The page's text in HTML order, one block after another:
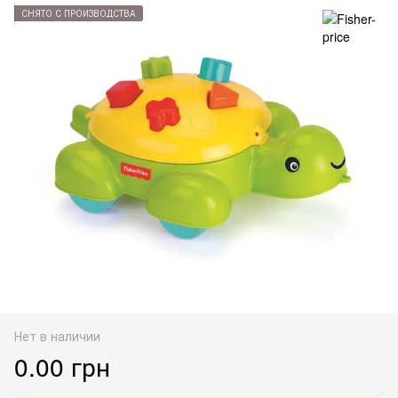
СНЯТО С ПРОИЗВОДСТВА
Нет в наличии
0.00 грн